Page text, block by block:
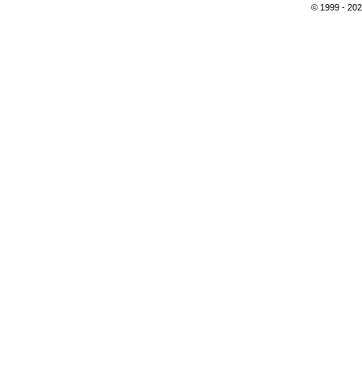
© 1999 -